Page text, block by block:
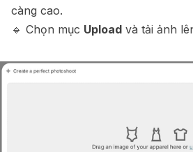
càng cao.
🔹 Chọn mục Upload và tải ảnh